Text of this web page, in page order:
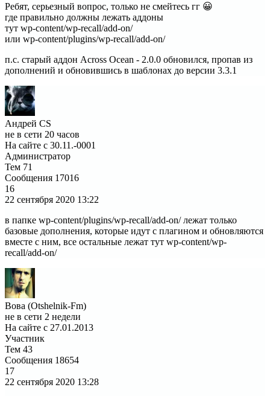
Ребят, серьезный вопрос, только не смейтесь гг 😀
где правильно должны лежать аддоны
тут wp-content/wp-recall/add-on/
или wp-content/plugins/wp-recall/add-on/
п.с. старый аддон Across Ocean - 2.0.0 обновился, пропав из
дополнений и обновившись в шаблонах до версии 3.3.1
Андрей CS
не в сети 20 часов
На сайте с 30.11.-0001
Администратор
Тем 71
Сообщения 17016
16
22 сентября 2020 13:22
в папке wp-content/plugins/wp-recall/add-on/ лежат только
базовые дополнения, которые идут с плагином и обновляются
вместе с ним, все остальные лежат тут wp-content/wp-
recall/add-on/
Вова (Otshelnik-Fm)
не в сети 2 недели
На сайте с 27.01.2013
Участник
Тем 43
Сообщения 18654
17
22 сентября 2020 13:28